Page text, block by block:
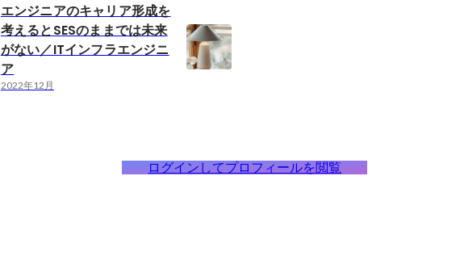
エンジニアのキャリア形成を
考えるとSESのままでは未来
がない／ITインフラエンジニ
ア
2022年12月
ログインしてプロフィールを閲覧